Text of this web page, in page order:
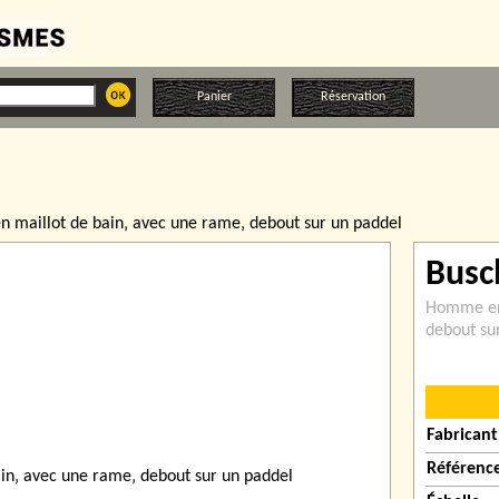
Panier Réservation
maillot de bain‚ avec une rame‚ debout sur un paddel
Homme
debout
Fabricant